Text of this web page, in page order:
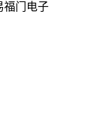
福门电子